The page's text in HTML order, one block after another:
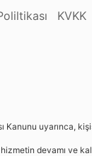
KVKK
Kanunu uyarınca,
devamı ve